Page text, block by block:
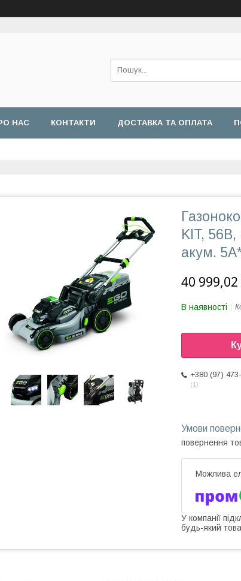
НАС КОНТАКТИ ДОСТАВКА ТА ОПЛАТА
KIT,
акум.
40 999,02
В наявності
+380 (97)
1
повернення
У компанії
будь-який